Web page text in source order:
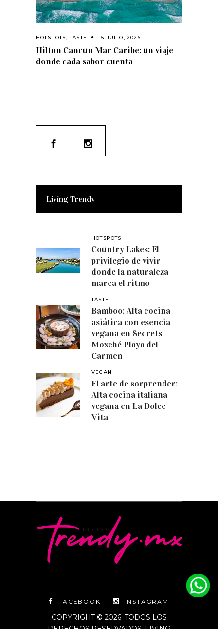
HOTSPOTS,TASTE 15 JULIO, 2026
Hilton Cancun Mar Caribe: un viaje
donde cada sabor cuenta
Living Trendy
HOTSPOTS
Country Lakes: El
privilegio de vivir
donde la naturaleza
marca el ritmo
TASTE
Bamboo: Alta cocina
asiática con esencia
vegana en Secrets
Moxché Playa del
Carmen
VEGAN
El arte de sorprender:
Alta cocina italiana
vegana en La Dolce
Vita
FACEBOOK INSTAGRAM
COPYRIGHT © 2026. TODOS LOS